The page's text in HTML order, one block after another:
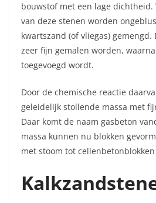
bouwstof met een lage dichtheid.
van deze stenen worden
kwartszand (of vliegas)
zeer fijn gemalen worden,
toegevoegd wordt.
Door de chemische reactie
geleidelijk stollende massa met
Daar komt de naam gasbeton
massa kunnen nu blokken
met stoom tot